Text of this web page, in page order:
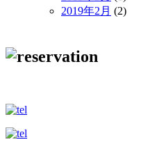
2019年2月 (2)